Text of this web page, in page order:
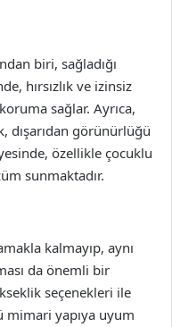
biri, sağladığı
hırsızlık ve izinsiz
sağlar. Ayrıca,
dışarıdan görünürlüğü
özellikle çocuklu
sunmaktadır.
kalmayıp, aynı
da önemli bir
seçenekleri ile
mimari yapıya uyum